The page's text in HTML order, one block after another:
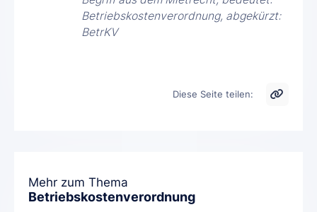
Betriebskostenverordnung, abgekürzt:
BetrKV
Diese Seite teilen:
Mehr zum Thema
Betriebskostenverordnung